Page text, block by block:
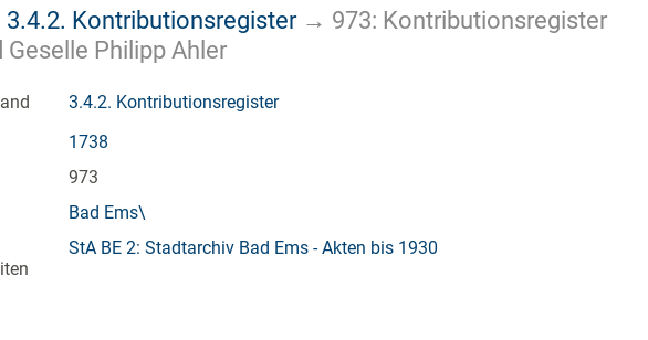
3.4.2. Kontributionsregister→ 973: Kontributionsregister
Philipp Ahler
3.4.2. Kontributionsregister
1738
973
Bad Ems\
StA BE 2: Stadtarchiv Bad Ems - Akten bis 1930